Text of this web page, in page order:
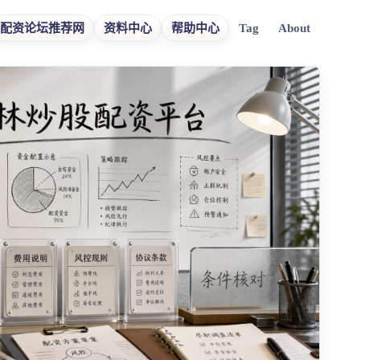
配资论坛推荐网 资料中心 帮助中心 Tag About